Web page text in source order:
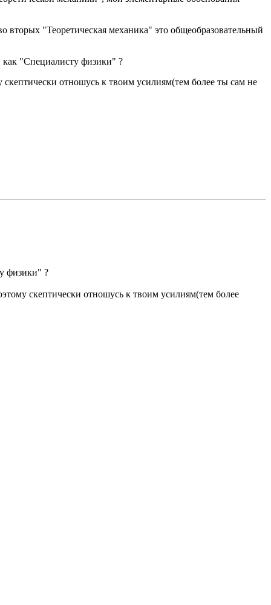
вторых "Теоретическая механика" это общеобразовательный
"Специалисту физики" ?
отношусь к твоим усилиям(тем более ты сам не
физики" ?
скептически отношусь к твоим усилиям(тем более